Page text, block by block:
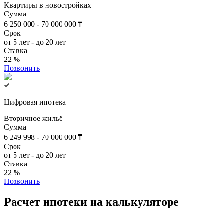
Квартиры в новостройках
Сумма
6 250 000 - 70 000 000 ₸
Срок
от 5 лет - до 20 лет
Ставка
22 %
Позвонить
Цифровая ипотека
Вторичное жильё
Сумма
6 249 998 - 70 000 000 ₸
Срок
от 5 лет - до 20 лет
Ставка
22 %
Позвонить
Расчет ипотеки на калькуляторе